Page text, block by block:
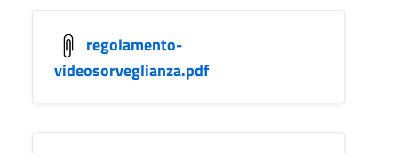
regolamento-
videosorveglianza.pdf